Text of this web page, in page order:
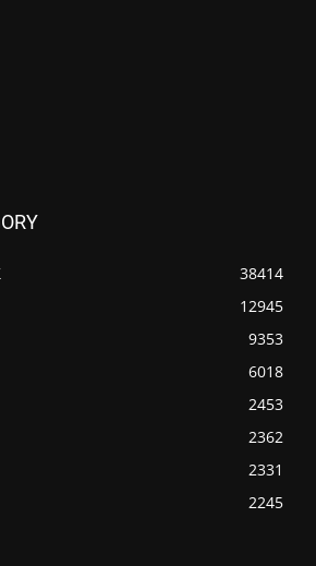
38414
12945
9353
6018
2453
2362
2331
2245